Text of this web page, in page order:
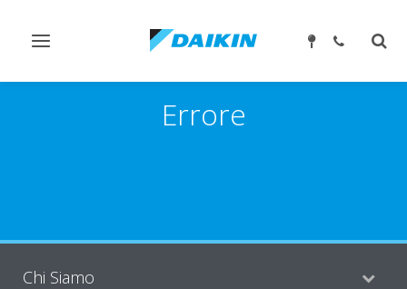
Attiva/disattiva
Errore
Chi Siamo